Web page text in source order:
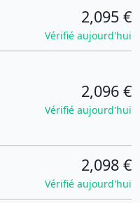
2,095 €
Vérifié aujourd'hui
2,096 €
Vérifié aujourd'hui
2,098 €
Vérifié aujourd'hui